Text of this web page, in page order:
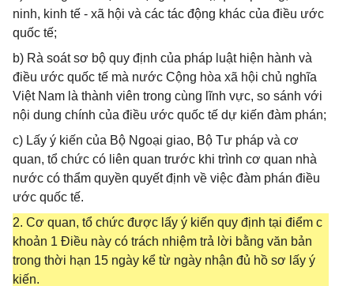
ninh, kinh tế - xã hội và các tác động khác của điều ước
quốc tế;
b) Rà soát sơ bộ quy định của pháp luật hiện hành và
điều ước quốc tế mà nước Cộng hòa xã hội chủ nghĩa
Việt Nam là thành viên trong cùng lĩnh vực, so sánh với
nội dung chính của điều ước quốc tế dự kiến đàm phán;
c) Lấy ý kiến của Bộ Ngoại giao, Bộ Tư pháp và cơ
quan, tổ chức có liên quan trước khi trình cơ quan nhà
nước có thẩm quyền quyết định về việc đàm phán điều
ước quốc tế.
2. Cơ quan, tổ chức được lấy ý kiến quy định tại điểm c
khoản 1 Điều này có trách nhiệm trả lời bằng văn bản
trong thời hạn 15 ngày kể từ ngày nhận đủ hồ sơ lấy ý
kiến.